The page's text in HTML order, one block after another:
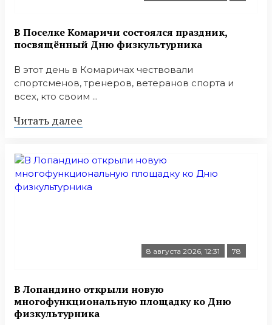
В Поселке Комаричи состоялся праздник,
посвящённый Дню физкультурника
В этот день в Комаричах чествовали
спортсменов, тренеров, ветеранов спорта и
всех, кто своим ...
Читать далее
8 августа 2026, 12:31 78
В Лопандино открыли новую
многофункциональную площадку ко Дню
физкультурника